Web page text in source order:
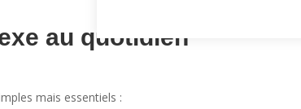
au quotidien
mais essentiels :